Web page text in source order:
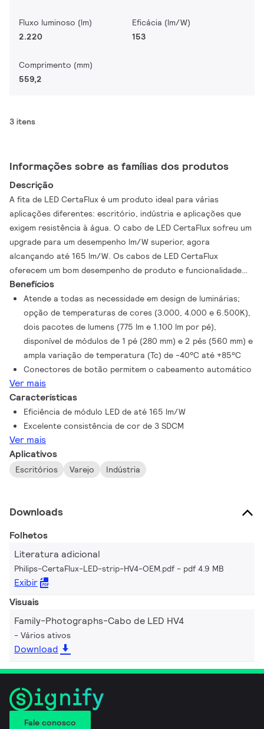
Fluxo luminoso (lm)
2.220
Eficácia (lm/W)
153
Comprimento (mm)
559,2
3 itens
Informações sobre as famílias dos produtos
Descrição
A fita de LED CertaFlux é um produto ideal para várias
aplicações diferentes: escritório, indústria e aplicações que
exigem resistência à água. O cabo de LED CertaFlux sofreu um
upgrade para um desempenho lm/W superior, agora
alcançando até 165 lm/W. Os cabos de LED CertaFlux
oferecem um bom desempenho de produto e funcionalidade
que atendem às necessidades de mercado de iluminação
básica. O sistema é econômico quando combinado com drivers
para LED de sistemas lineares CertaDrive.
Benefícios
Atende a todas as necessidade em design de luminárias;
opção de temperaturas de cores (3.000, 4.000 e 6.500K),
dois pacotes de lumens (775 lm e 1.100 lm por pé),
disponível de módulos de 1 pé (280 mm) e 2 pés (560 mm) e
ampla variação de temperatura (Tc) de -40°C até +85°C
Conectores de botão permitem o cabeamento automático
Ver mais
Características
Eficiência de módulo LED de até 165 lm/W
Excelente consistência de cor de 3 SDCM
Ver mais
Aplicativos
Escritórios Varejo Indústria
Downloads
Folhetos
Literatura adicional
Philips-CertaFlux-LED-strip-HV4-OEM.pdf pdf 4.9 MB
Exibir
Visuais
Family-Photographs-Cabo de LED HV4
Vários ativos
Download
Fale conosco